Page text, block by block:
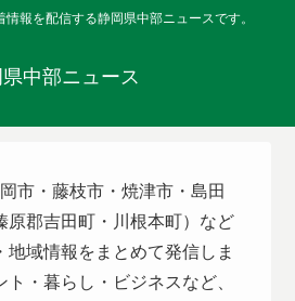
報を配信する静岡県中部ニュースです。
中部ニュース
市・藤枝市・焼津市・島田
原郡吉田町・川根本町）など
地域情報をまとめて発信しま
・暮らし・ビジネスなど、